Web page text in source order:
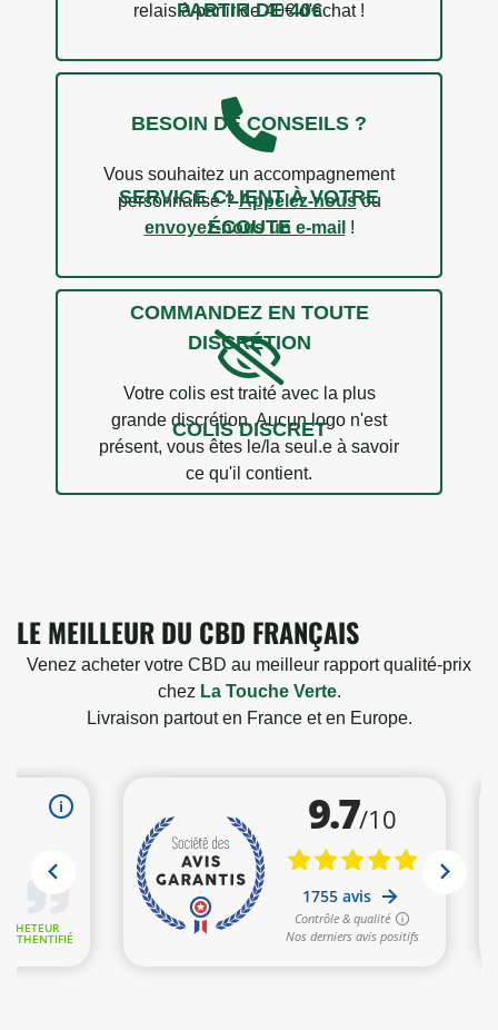
2 avis
PARTIR DE 40€
relais à partir de 40€ d'achat !
SERVICE CLIENT À VOTRE
ÉCOUTE
BESOIN DE CONSEILS ?
Vous souhaitez un accompagnement
personnalisé ?Appelez-nousou
envoyez-nous un e-mail !
COLIS DISCRET
COMMANDEZ EN TOUTE
DISCRÉTION
Votre colis est traité avec la plus
grande discrétion. Aucun logo n'est
présent, vous êtes le/la seul.e à savoir
ce qu'il contient.
LE MEILLEUR DU CBD FRANÇAIS
Venez acheter votre CBD au meilleur rapport qualité-prix
chez La Touche Verte.
Livraison partout en France et en Europe.